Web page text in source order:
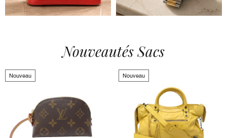
Nouveautés Sacs
Nouveau Nouveau